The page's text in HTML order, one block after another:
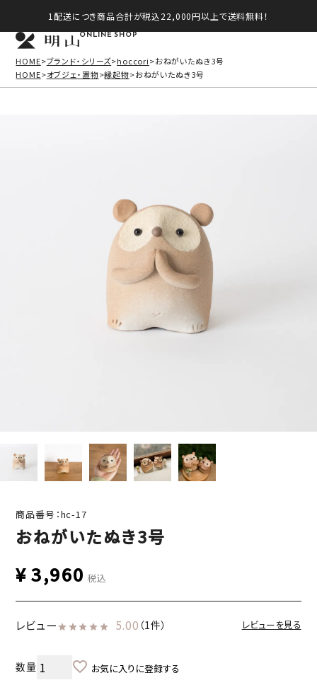
1配送につき商品合計が税込22,000円以上で送料無料！
ONLINE SHOP
HOME ブランド・シリーズ hoccori
おねがいたぬき3号
HOME
オブジェ・置物 縁起物 おねがいたぬき3号
商品番号：hc-17
おねがいたぬき3号
¥3,960 税込
レビュー 5.00 （1件） レビューを見る
お気に入りに登録する